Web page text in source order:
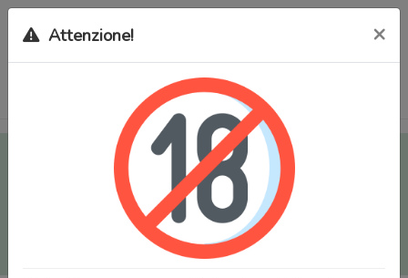
Tutti i Doujinshi e Manga per adulti (+18) sono stati trasferiti
sul nostro nuovo sito (
mangaworldadult.net
); invece, per i
Manga classici, puoi utilizzare
MangaWorld
Potrai effettuare illogincon il tuo account di MangaWorld
tutti i dati sono condivisi tra i due siti,
perderai alcun dato, inclusi bookmarks e premium
Attenzione! ×